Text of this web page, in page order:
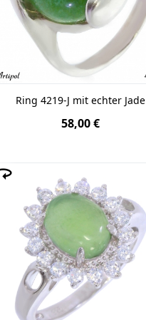
Ring 4219-J mit echter Jade
58,00 €